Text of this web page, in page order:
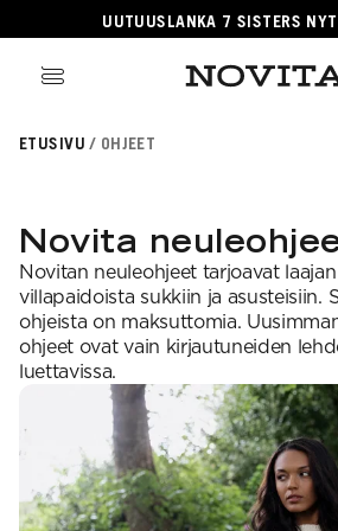
UUTUUSLANKA 7 SISTERS
tuotteet
langat
vastaavuudet
langat
SUOSITUIMMAT
OHJEKATEGORIAT
mallistot
villasukkia
virkkauksesta
Novitasta
lehti
ja hoito-ohjeet
neulekoulut
ETUSIVU OHJEET
Novita
Novitan neuleohjeet tarjoavat
villapaidoista sukkiin ja asusteisiin.
ohjeista on maksuttomia.
ohjeet ovat vain kirjautuneiden
luettavissa.